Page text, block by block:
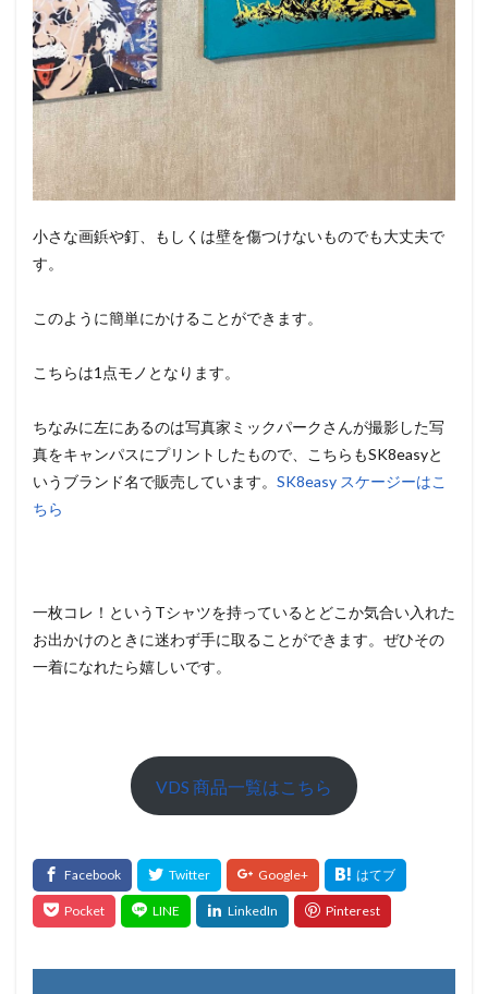
小さな画鋲や釘、もしくは壁を傷つけないものでも大丈夫で
す。
このように簡単にかけることができます。
こちらは1点モノとなります。
ちなみに左にあるのは写真家ミックパークさんが撮影した写
真をキャンパスにプリントしたもので、こちらもSK8easyと
いうブランド名で販売しています。 SK8easy スケージーはこ
ちら
一枚コレ！というTシャツを持っているとどこか気合い入れた
お出かけのときに迷わず手に取ることができます。ぜひその
一着になれたら嬉しいです。
VDS 商品一覧はこちら